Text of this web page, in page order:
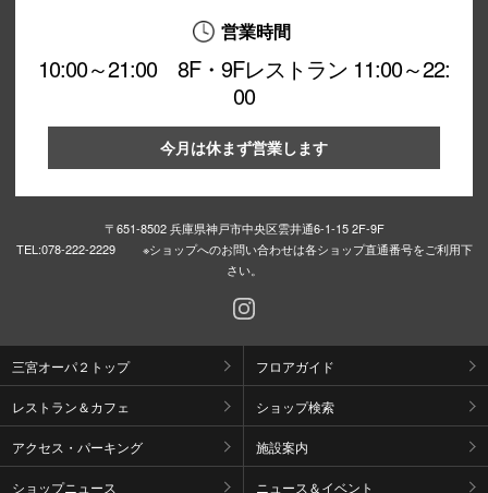
営業時間
10:00～21:00 8F・9Fレストラン 11:00～22:
00
今月は休まず営業します
〒651-8502 兵庫県神戸市中央区雲井通6-1-15 2F-9F
TEL:078-222-2229 ※ショップへのお問い合わせは各ショップ直通番号をご利用下
さい。
三宮オーパ２トップ フロアガイド
レストラン＆カフェ ショップ検索
アクセス・パーキング 施設案内
ショップニュース ニュース＆イベント